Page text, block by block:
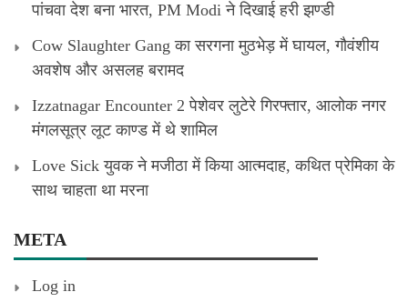
पांचवा देश बना भारत, PM Modi ने दिखाई हरी झण्डी
Cow Slaughter Gang का सरगना मुठभेड़ में घायल, गौवंशीय
अवशेष और असलह बरामद
Izzatnagar Encounter 2 पेशेवर लुटेरे गिरफ्तार, आलोक नगर
मंगलसूत्र लूट काण्‍ड में थे शामिल
Love Sick युवक ने मजीठा में किया आत्मदाह, कथित प्रेमिका के
साथ चाहता था मरना
META
Log in